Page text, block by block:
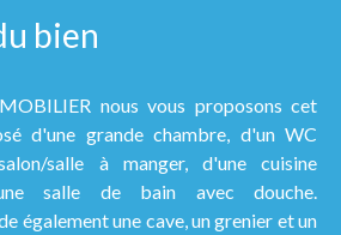
bien
nous vous proposons cet
d'une grande chambre, d'un WC
salle à manger, d'une cuisine
salle de bain avec douche.
également une cave, un grenier et un